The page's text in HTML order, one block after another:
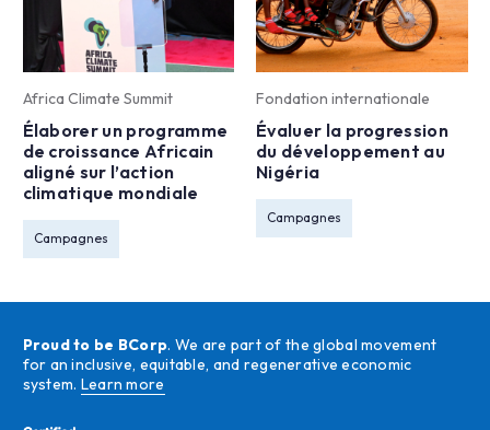
Africa Climate Summit
Élaborer un programme
de croissance Africain
aligné sur l’action
climatique mondiale
Campagnes
Fondation internationale
Évaluer la progression
du développement au
Nigéria
Campagnes
Proud to be BCorp. We are part of the global movement
for an inclusive, equitable, and regenerative economic
system. Learn more